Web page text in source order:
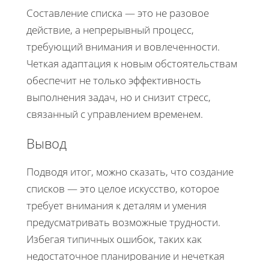
Составление списка — это не разовое
действие, а непрерывный процесс,
требующий внимания и вовлеченности.
Четкая адаптация к новым обстоятельствам
обеспечит не только эффективность
выполнения задач, но и снизит стресс,
связанный с управлением временем.
Вывод
Подводя итог, можно сказать, что создание
списков — это целое искусство, которое
требует внимания к деталям и умения
предусматривать возможные трудности.
Избегая типичных ошибок, таких как
недостаточное планирование и нечеткая